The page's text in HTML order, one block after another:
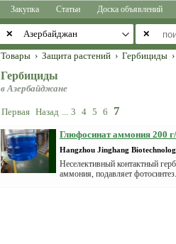
Закупка Статьи Доска объявлений
✕ ✕
Товары › Защита растений › Гербициды ›
Гербициды
в Азербайджане
Первая Назад ... 3 4 5 6 7
Глюфосинат аммония 200
Hangzhou Jinghang
Неселективный контактный
аммония, подавляет